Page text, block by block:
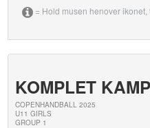
= Hold musen henover
KOMPLET
COPENHANDBALL 2025
U11 GIRLS
GROUP 1